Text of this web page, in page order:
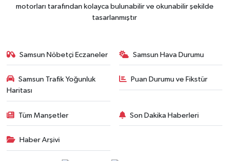
motorları tarafından kolayca bulunabilir ve okunabilir şekilde
tasarlanmıştır
Samsun Nöbetçi Eczaneler Samsun Hava Durumu
Samsun Trafik Yoğunluk
Haritası
Puan Durumu ve Fikstür
Tüm Manşetler Son Dakika Haberleri
Haber Arşivi